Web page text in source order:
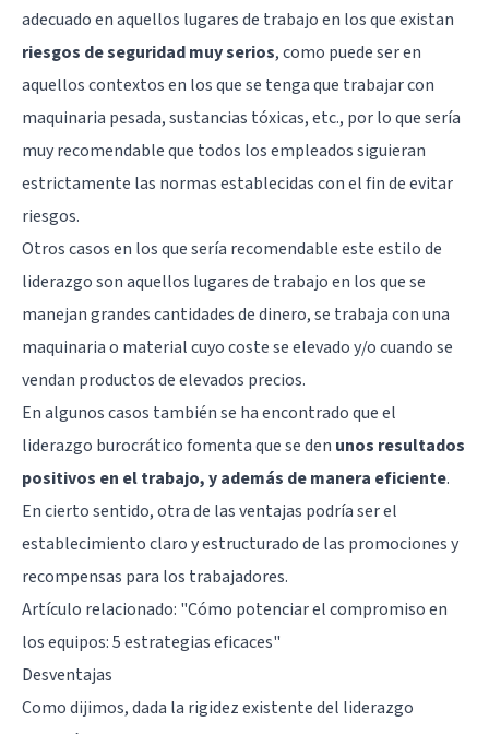
adecuado en aquellos lugares de trabajo en los que existan
riesgos de seguridad muy serios, como puede ser en
aquellos contextos en los que se tenga que trabajar con
maquinaria pesada, sustancias tóxicas, etc., por lo que sería
muy recomendable que todos los empleados siguieran
estrictamente las normas establecidas con el fin de evitar
riesgos.
Otros casos en los que sería recomendable este estilo de
liderazgo son aquellos lugares de trabajo en los que se
manejan grandes cantidades de dinero, se trabaja con una
maquinaria o material cuyo coste se elevado y/o cuando se
vendan productos de elevados precios.
En algunos casos también se ha encontrado que el
liderazgo burocrático fomenta que se den unos resultados
positivos en el trabajo, y además de manera eficiente.
En cierto sentido, otra de las ventajas podría ser el
establecimiento claro y estructurado de las promociones y
recompensas para los trabajadores.
Artículo relacionado: "Cómo potenciar el compromiso en
los equipos: 5 estrategias eficaces"
Desventajas
Como dijimos, dada la rigidez existente del liderazgo